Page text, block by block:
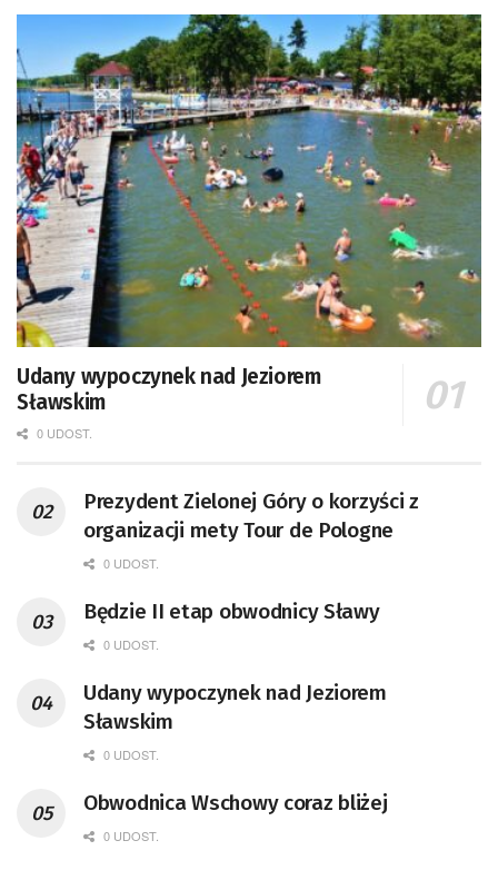
Udany wypoczynek nad Jeziorem
Sławskim
0 UDOST.
Prezydent Zielonej Góry o korzyści z
organizacji mety Tour de Pologne
0 UDOST.
Będzie II etap obwodnicy Sławy
0 UDOST.
Udany wypoczynek nad Jeziorem
Sławskim
0 UDOST.
Obwodnica Wschowy coraz bliżej
0 UDOST.